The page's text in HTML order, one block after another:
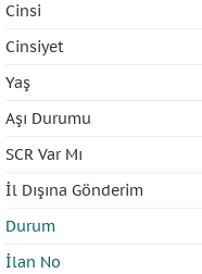
Cinsi
Cinsiyet
Yaş
Aşı Durumu
SCR Var Mı
İl Dışına Gönderim
Durum
İlan No